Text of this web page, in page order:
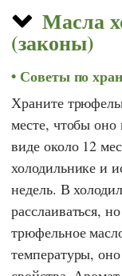
Масла
(законы)
Советы по
Храните
месте, чтобы оно
виде около 12
холодильнике и
недель. В
расслаиваться,
трюфельное
температуры,